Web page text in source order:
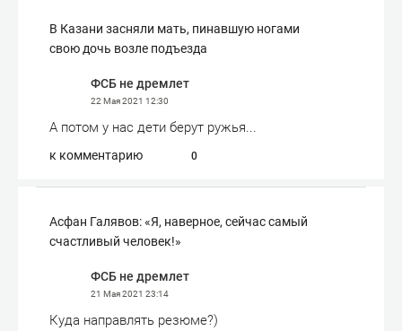
В Казани засняли мать, пинавшую ногами
свою дочь возле подъезда
ФСБ не дремлет
22 Мая 2021 12:30
А потом у нас дети берут ружья...
к комментарию 0
Асфан Галявов: «Я, наверное, сейчас самый
счастливый человек!»
ФСБ не дремлет
21 Мая 2021 23:14
Куда направлять резюме?)